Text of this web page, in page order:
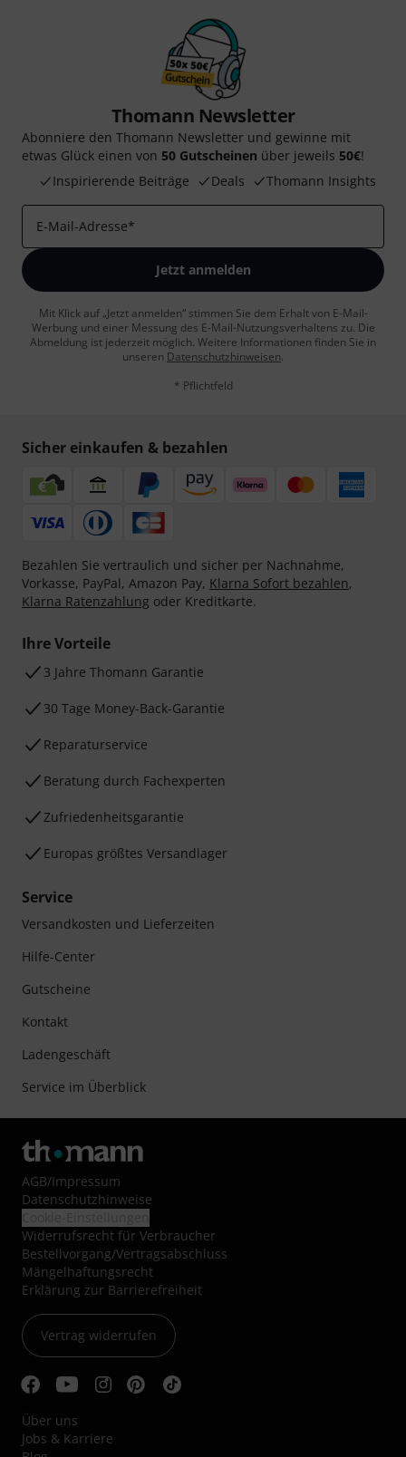
Thomann Newsletter
Abonniere den Thomann Newsletter und gewinne mit
etwas Glück einen von 50 Gutscheinen über jeweils 50€!
Inspirierende Beiträge
Deals Thomann Insights
E-Mail-Adresse*
Jetzt anmelden
Mit Klick auf „Jetzt anmelden“ stimmen Sie dem Erhalt von E-Mail-
Werbung und einer Messung des E-Mail-Nutzungsverhaltens zu. Die
Abmeldung ist jederzeit möglich. Weitere Informationen finden Sie in
unseren Datenschutzhinweisen.
* Pflichtfeld
Sicher einkaufen & bezahlen
Bezahlen Sie vertraulich und sicher per Nachnahme,
Vorkasse, PayPal, Amazon Pay, Klarna Sofort bezahlen,
Klarna Ratenzahlung oder Kreditkarte.
Ihre Vorteile
3 Jahre Thomann Garantie
30 Tage Money-Back-Garantie
Reparaturservice
Beratung durch Fachexperten
Zufriedenheitsgarantie
Europas größtes Versandlager
Service
Versandkosten und Lieferzeiten
Hilfe-Center
Gutscheine
Kontakt
Ladengeschäft
Service im Überblick
AGB/Impressum
Datenschutzhinweise
Widerrufsrecht für Verbraucher
Bestellvorgang/Vertragsabschluss
Mängelhaftungsrecht
Erklärung zur Barrierefreiheit
Vertrag widerrufen
Über uns
Jobs & Karriere